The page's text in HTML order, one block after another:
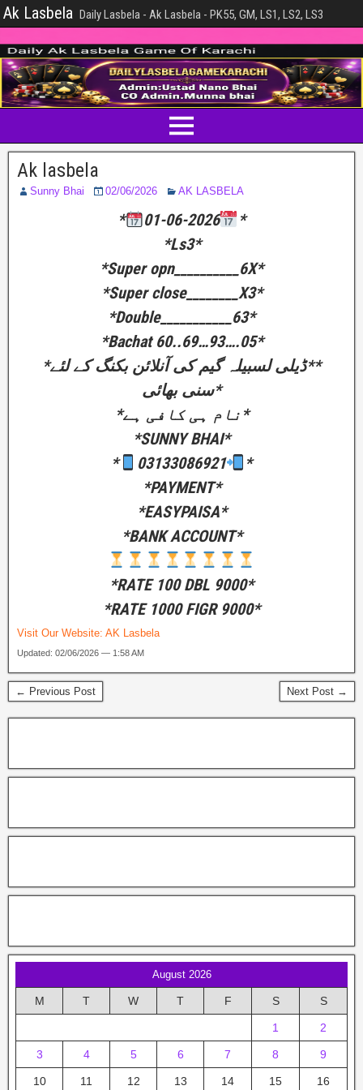
Ak Lasbela Daily Lasbela - Ak Lasbela - PK55, GM, LS1, LS2, LS3
Ak lasbela
Sunny Bhai 02/06/2026 AK LASBELA
* 01-06-2026
*
*Ls3*
*Super opn__________6X*
*Super close________X3*
*Double___________63*
*Bachat 60..69…93….05*
*ڈیلی لسبیلہ گیم کی آنلائن بکنگ کے لئے**
سنی بھائی*
*نام ہی کافی ہے*
*SUNNY BHAI*
*
03133086921
*
*PAYMENT*
*EASYPAISA*
*BANK ACCOUNT*
*RATE 100 DBL 9000*
*RATE 1000 FIGR 9000*
Visit Our Website: AK Lasbela
Updated: 02/06/2026 — 1:58 AM
← Previous Post Next Post →
August 2026
M T W T F S S
1 2
3 4 5 6 7 8 9
10 11 12 13 14 15 16